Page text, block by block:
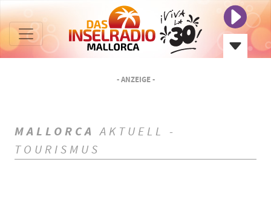
- ANZEIGE -
MALLORCA AKTUELL -
TOURISMUS